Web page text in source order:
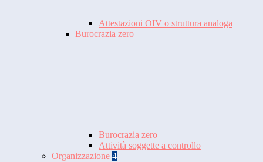
Attestazioni OIV o struttura analoga
Burocrazia zero
Burocrazia zero
Attività soggette a controllo
Organizzazione 4